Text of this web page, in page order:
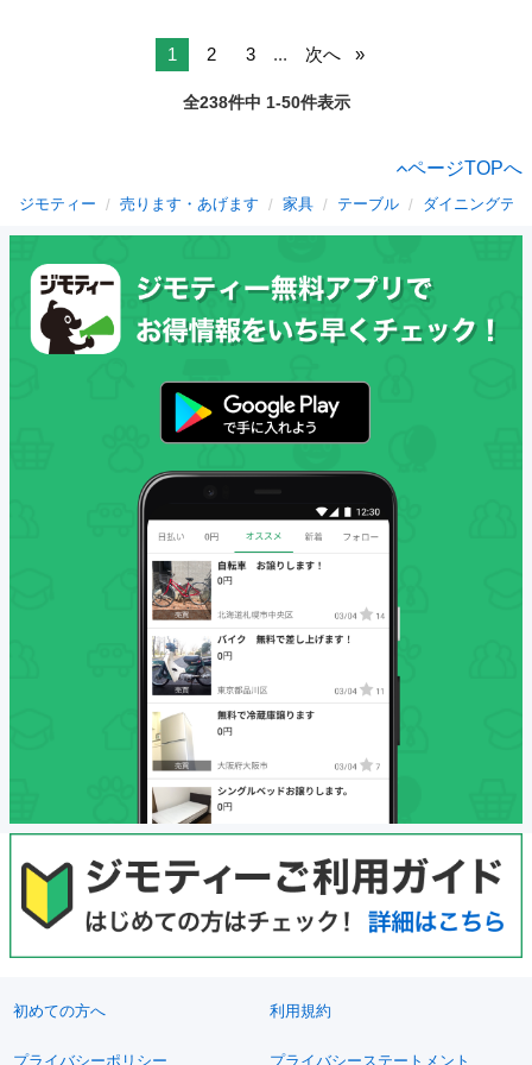
1 2 3 ... 次へ
全238件中 1-50件表示
ページTOPへ
ジモティー 売ります・あげます 家具 テーブル ダイニングテ
初めての方へ 利用規約
プライバシーポリシー プライバシーステートメント